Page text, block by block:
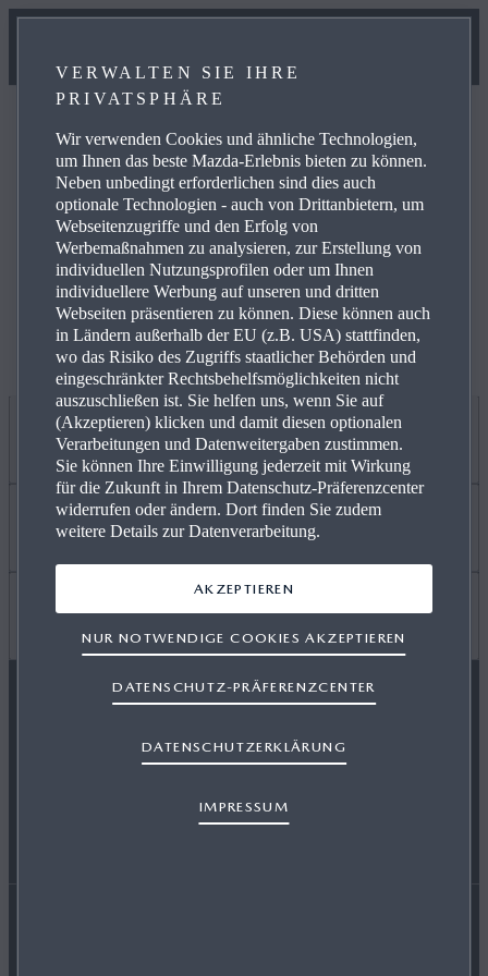
Weitere Informationen zur elektrischen Reichweite,
Energiekosten, KFZ-Steuer und CO₂-Kosten finden Sie
unterwww.mazda.de/Energieverbrauch.
Jetzt entdecken
ANGEBOT PRIVAT
GEWERBEKUNDEN
VERFÜGBARE NEUWAGEN
Mehr erfahren
KARRIERE / CAREERS
FREIE WERKSTÄTTEN
Wissenswertes
VERWALTEN SIE IHRE
PRIVATSPHÄRE
Wir verwenden Cookies und ähnliche Technologien,
um Ihnen das beste Mazda-Erlebnis bieten zu können.
Neben unbedingt erforderlichen sind dies auch
optionale Technologien - auch von Drittanbietern, um
Webseitenzugriffe und den Erfolg von
Werbemaßnahmen zu analysieren, zur Erstellung von
individuellen Nutzungsprofilen oder um Ihnen
individuellere Werbung auf unseren und dritten
Webseiten präsentieren zu können. Diese können auch
in Ländern außerhalb der EU (z.B. USA) stattfinden,
wo das Risiko des Zugriffs staatlicher Behörden und
eingeschränkter Rechtsbehelfsmöglichkeiten nicht
auszuschließen ist. Sie helfen uns, wenn Sie auf
(Akzeptieren) klicken und damit diesen optionalen
Verarbeitungen und Datenweitergaben zustimmen.
Sie können Ihre Einwilligung jederzeit mit Wirkung
für die Zukunft in Ihrem Datenschutz-Präferenzcenter
widerrufen oder ändern. Dort finden Sie zudem
weitere Details zur Datenverarbeitung.
DATENSCHUTZERKLÄRUNG
IMPRESSUM
DATENSCHUTZ-PRÄFERENZCENTER
NUR NOTWENDIGE COOKIES AKZEPTIEREN
AKZEPTIEREN